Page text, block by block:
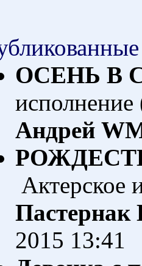
ОСЕНЬ В
Андрей
Актерское
Пастернак
2015 13:41